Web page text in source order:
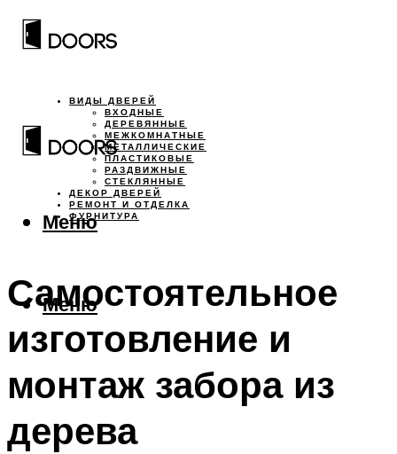
ВИДЫ ДВЕРЕЙ
ВХОДНЫЕ
ДЕРЕВЯННЫЕ
МЕЖКОМНАТНЫЕ
МЕТАЛЛИЧЕСКИЕ
ПЛАСТИКОВЫЕ
РАЗДВИЖНЫЕ
СТЕКЛЯННЫЕ
ДЕКОР ДВЕРЕЙ
РЕМОНТ И ОТДЕЛКА
ФУРНИТУРА
Меню
Меню
Самостоятельное
изготовление и
монтаж забора из
дерева